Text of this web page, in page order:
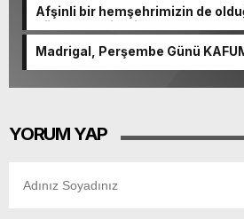
Afşinli bir hemşehrimizin de
güçlenerek ilerliyor.
Madrigal, Perşembe Günü
YORUM YAP